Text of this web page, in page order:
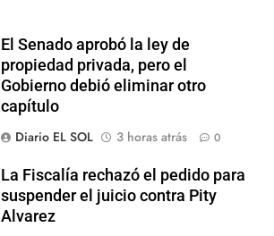
El Senado aprobó la ley de
propiedad privada, pero el
Gobierno debió eliminar otro
capítulo
Diario EL SOL
3 horas atrás 0
La Fiscalía rechazó el pedido para
suspender el juicio contra Pity
Alvarez